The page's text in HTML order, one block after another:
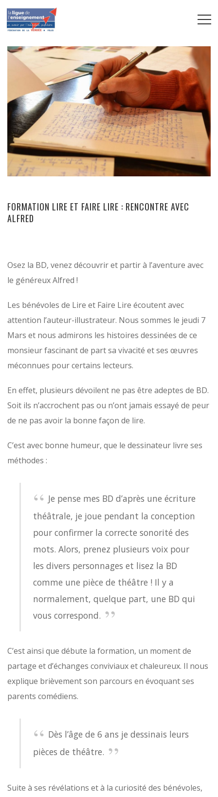
FORMATION LIRE ET FAIRE LIRE : RENCONTRE AVEC
ALFRED
Osez la BD, venez découvrir et partir à l’aventure avec
le généreux Alfred !
Les bénévoles de Lire et Faire Lire écoutent avec
attention l’auteur-illustrateur. Nous sommes le jeudi 7
Mars et nous admirons les histoires dessinées de ce
monsieur fascinant de part sa vivacité et ses œuvres
méconnues pour certains lecteurs.
En effet, plusieurs dévoilent ne pas être adeptes de BD.
Soit ils n’accrochent pas ou n’ont jamais essayé de peur
de ne pas avoir la bonne façon de lire.
C’est avec bonne humeur, que le dessinateur livre ses
méthodes :
Je pense mes BD d’après une écriture
théâtrale, je joue pendant la conception
pour confirmer la correcte sonorité des
mots. Alors, prenez plusieurs voix pour
les divers personnages et lisez la BD
comme une pièce de théâtre ! Il y a
normalement, quelque part, une BD qui
vous correspond.
C’est ainsi que débute la formation, un moment de
partage et d’échanges conviviaux et chaleureux. Il nous
explique brièvement son parcours en évoquant ses
parents comédiens.
Dès l’âge de 6 ans je dessinais leurs
pièces de théâtre.
Suite à ses révélations et à la curiosité des bénévoles,